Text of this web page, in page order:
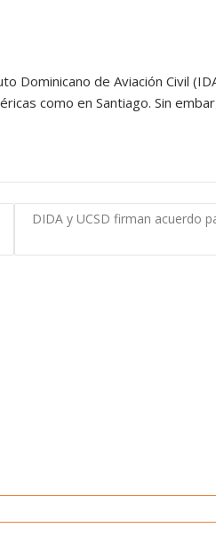
Dominicano de Aviación Civil
como en Santiago. Sin
DIDA y UCSD firman acuerdo